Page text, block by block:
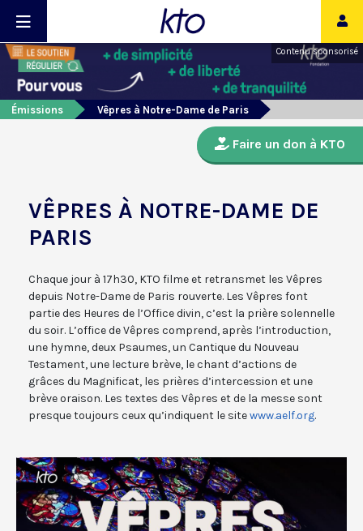
Contenu sponsorisé
Émissions Vêpres à Notre-Dame de Paris
Faire un don à KTO
VÊPRES À NOTRE-DAME DE
PARIS
Chaque jour à 17h30, KTO filme et retransmet les Vêpres
depuis Notre-Dame de Paris rouverte. Les Vêpres font
partie des Heures de l’Office divin, c’est la prière solennelle
du soir. L’office de Vêpres comprend, après l’introduction,
une hymne, deux Psaumes, un Cantique du Nouveau
Testament, une lecture brève, le chant d’actions de
grâces du Magnificat, les prières d’intercession et une
brève oraison. Les textes des Vêpres et de la messe sont
presque toujours ceux qu’indiquent le sitewww.aelf.org.